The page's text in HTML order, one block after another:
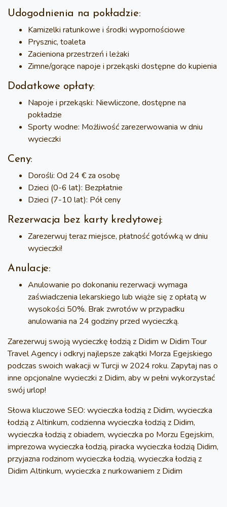
Udogodnienia na pokładzie:
Kamizelki ratunkowe i środki wypornościowe
Prysznic, toaleta
Zacieniona przestrzeń i leżaki
Zimne/gorące napoje i przekąski dostępne do kupienia
Dodatkowe opłaty:
Napoje i przekąski: Niewliczone, dostępne na
pokładzie
Sporty wodne: Możliwość zarezerwowania w dniu
wycieczki
Ceny:
Dorośli: Od 24 € za osobę
Dzieci (0-6 lat): Bezpłatnie
Dzieci (7-10 lat): Pół ceny
Rezerwacja bez karty kredytowej:
Zarezerwuj teraz miejsce, płatność gotówką w dniu
wycieczki!
Anulacje:
Anulowanie po dokonaniu rezerwacji wymaga
zaświadczenia lekarskiego lub wiąże się z opłatą w
wysokości 50%. Brak zwrotów w przypadku
anulowania na 24 godziny przed wycieczką.
Zarezerwuj swojąwycieczkę łodzią z Didim w Didim Tour
Travel Agencyi odkryj najlepsze zakątki Morza Egejskiego
podczas swoich wakacji w Turcji w 2024 roku. Zapytaj nas o
inne opcjonalne wycieczki z Didim, aby w pełni wykorzystać
swój urlop!
Słowa kluczowe SEO: wycieczka łodzią z Didim, wycieczka
łodzią z Altinkum, codzienna wycieczka łodzią z Didim,
wycieczka łodzią z obiadem, wycieczka po Morzu Egejskim,
imprezowa wycieczka łodzią, piracka wycieczka łodzią Didim,
przyjazna rodzinom wycieczka łodzią, wycieczka łodzią z
Didim Altinkum, wycieczka z nurkowaniem z Didim